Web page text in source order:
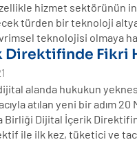
hizmet sektörünün
türden bir teknoloji
teknolojisi olmaya
Direktifinde Fikri
alanda hukukun
atılan yeni bir adım 20
Birliği Dijital İçerik
ile ilk kez, tüketici ve